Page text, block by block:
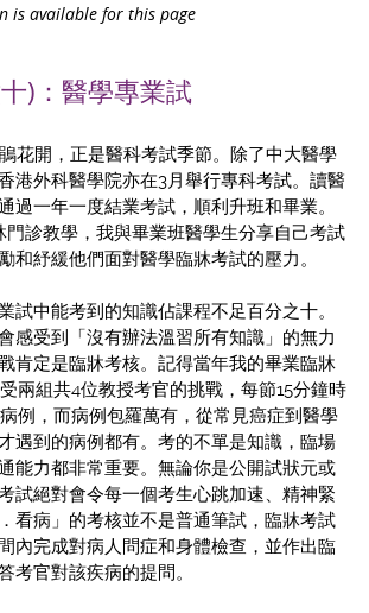
is available for this page
)：醫學專業試
花開，正是醫科考試季節。除了中大醫學
港外科醫學院亦在3月舉行專科考試。讀醫
過一年一度結業考試，順利升班和畢業。
門診教學，我與畢業班醫學生分享自己考試
和紓緩他們面對醫學臨牀考試的壓力。
試中能考到的知識佔課程不足百分之十。
感受到「沒有辦法溫習所有知識」的無力
肯定是臨牀考核。記得當年我的畢業臨牀
兩組共4位教授考官的挑戰，每節15分鐘時
例，而病例包羅萬有，從常見癌症到醫學
遇到的病例都有。考的不單是知識，臨場
能力都非常重要。無論你是公開試狀元或
試絕對會令每一個考生心跳加速、精神緊
看病」的考核並不是普通筆試，臨牀考試
內完成對病人問症和身體檢查，並作出臨
考官對該疾病的提問。